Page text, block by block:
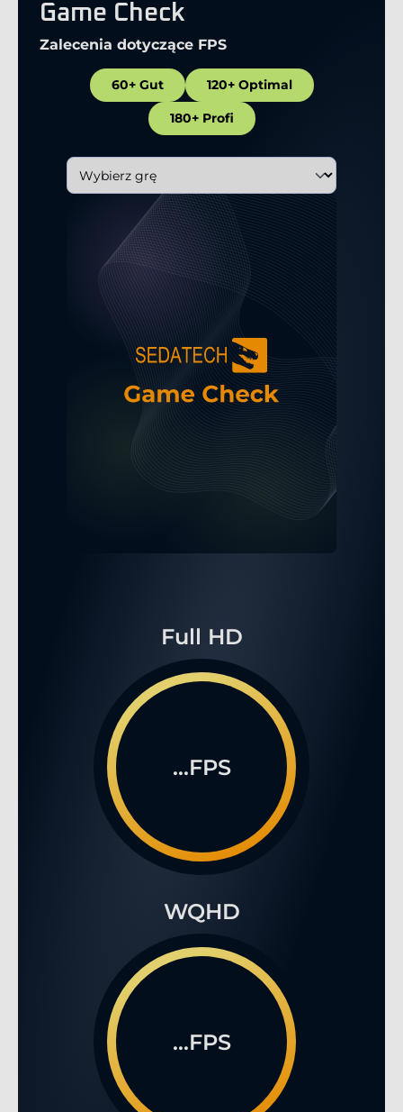
Game Check
Zalecenia dotyczące FPS
60+ Gut 120+ Optimal
180+ Profi
Full HD
...FPS
WQHD
...FPS